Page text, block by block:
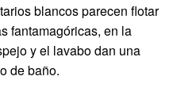
blancos parecen flotar
fantamagóricas, en la
y el lavabo dan una
de baño.